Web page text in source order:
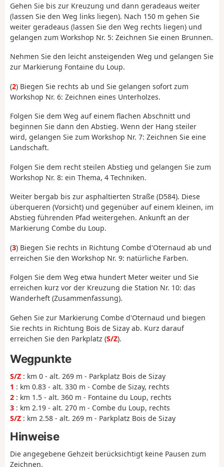
Gehen Sie bis zur Kreuzung und dann geradeaus weiter
(lassen Sie den Weg links liegen). Nach 150 m gehen Sie
weiter geradeaus (lassen Sie den Weg rechts liegen) und
gelangen zum Workshop Nr. 5: Zeichnen Sie einen Brunnen.
Nehmen Sie den leicht ansteigenden Weg und gelangen Sie
zur Markierung Fontaine du Loup.
(2) Biegen Sie rechts ab und Sie gelangen sofort zum
Workshop Nr. 6: Zeichnen eines Unterholzes.
Folgen Sie dem Weg auf einem flachen Abschnitt und
beginnen Sie dann den Abstieg. Wenn der Hang steiler
wird, gelangen Sie zum Workshop Nr. 7: Zeichnen Sie eine
Landschaft.
Folgen Sie dem recht steilen Abstieg und gelangen Sie zum
Workshop Nr. 8: ein Thema, 4 Techniken.
Weiter bergab bis zur asphaltierten Straße (D584). Diese
überqueren (Vorsicht) und gegenüber auf einem kleinen, im
Abstieg führenden Pfad weitergehen. Ankunft an der
Markierung Combe du Loup.
(3) Biegen Sie rechts in Richtung Combe d'Oternaud ab und
erreichen Sie den Workshop Nr. 9: natürliche Farben.
Folgen Sie dem Weg etwa hundert Meter weiter und Sie
erreichen kurz vor der Kreuzung die Station Nr. 10: das
Wanderheft (Zusammenfassung).
Gehen Sie zur Markierung Combe d'Oternaud und biegen
Sie rechts in Richtung Bois de Sizay ab. Kurz darauf
erreichen Sie den Parkplatz (S/Z).
Wegpunkte
S/Z : km 0 - alt. 269 m - Parkplatz Bois de Sizay
1 : km 0.83 - alt. 330 m - Combe de Sizay, rechts
2 : km 1.5 - alt. 360 m - Fontaine du Loup, rechts
3 : km 2.19 - alt. 270 m - Combe du Loup, rechts
S/Z : km 2.58 - alt. 269 m - Parkplatz Bois de Sizay
Hinweise
Die angegebene Gehzeit berücksichtigt keine Pausen zum
Zeichnen.